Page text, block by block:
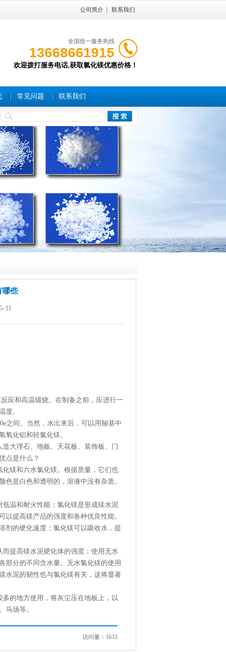
公司简介 联系我们
全国统一服务热线
13668661915
欢迎拨打服务电话,获取氯化镁优惠价格！
常见问题 联系我们
哪些
31
和高温锻烧。在制备之前，应进行一
度。
间。当然，水出来后，可以用羧基中
氧化铝和轻氯化镁。
大理石、地板、天花板、装饰板、门
点是什么？
镁和六水氯化镁。根据质量，它们也
是白色和透明的，溶液中没有杂质。
温和耐火性能：氯化镁是形成镁水泥
提高镁产品的强度和各种优良性能。
剂的硬化速度；氯化镁可以吸收水，提
提高镁水泥硬化体的强度；使用无水
部分的不同含水量。无水氯化镁的使用
水泥的韧性也与氯化镁有关，这将显著
的地方使用，将灰尘压在地板上，以
马场等。
访问量：1633